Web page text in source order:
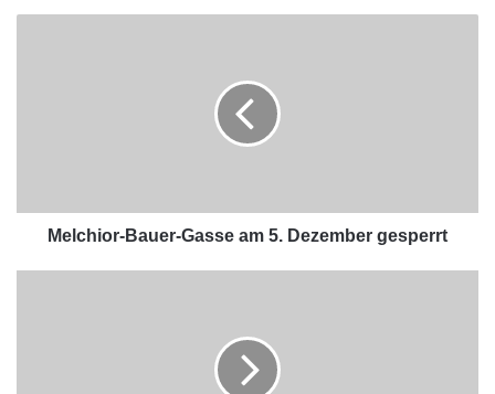
Melchior-Bauer-Gasse am 5. Dezember gesperrt